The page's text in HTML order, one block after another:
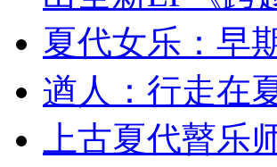
夏代女乐：早
遒人：行走在
上古夏代瞽乐